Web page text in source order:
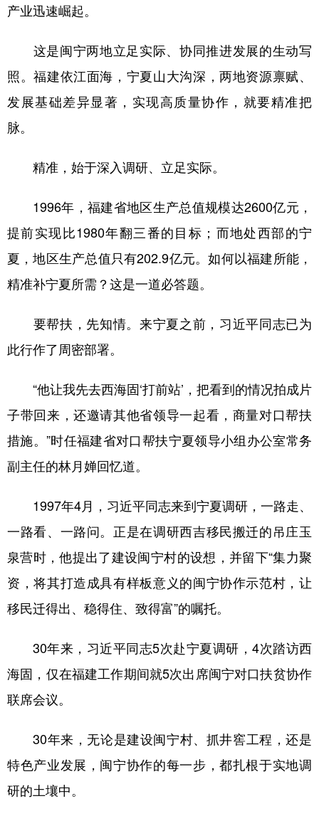
产业迅速崛起。
这是闽宁两地立足实际、协同推进发展的生动写
照。福建依江面海，宁夏山大沟深，两地资源禀赋、
发展基础差异显著，实现高质量协作，就要精准把
脉。
精准，始于深入调研、立足实际。
1996年，福建省地区生产总值规模达2600亿元，
提前实现比1980年翻三番的目标；而地处西部的宁
夏，地区生产总值只有202.9亿元。如何以福建所能，
精准补宁夏所需？这是一道必答题。
要帮扶，先知情。来宁夏之前，习近平同志已为
此行作了周密部署。
“他让我先去西海固‘打前站’，把看到的情况拍成片
子带回来，还邀请其他省领导一起看，商量对口帮扶
措施。”时任福建省对口帮扶宁夏领导小组办公室常务
副主任的林月婵回忆道。
1997年4月，习近平同志来到宁夏调研，一路走、
一路看、一路问。正是在调研西吉移民搬迁的吊庄玉
泉营时，他提出了建设闽宁村的设想，并留下“集力聚
资，将其打造成具有样板意义的闽宁协作示范村，让
移民迁得出、稳得住、致得富”的嘱托。
30年来，习近平同志5次赴宁夏调研，4次踏访西
海固，仅在福建工作期间就5次出席闽宁对口扶贫协作
联席会议。
30年来，无论是建设闽宁村、抓井窖工程，还是
特色产业发展，闽宁协作的每一步，都扎根于实地调
研的土壤中。